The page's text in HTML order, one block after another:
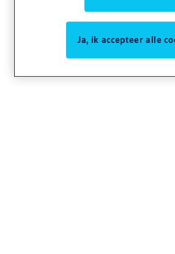
Ja, ik accepteer alle